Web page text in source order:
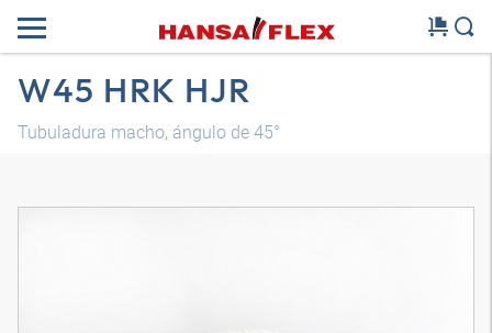
W45 HRK HJR
Tubuladura macho, ángulo de 45°